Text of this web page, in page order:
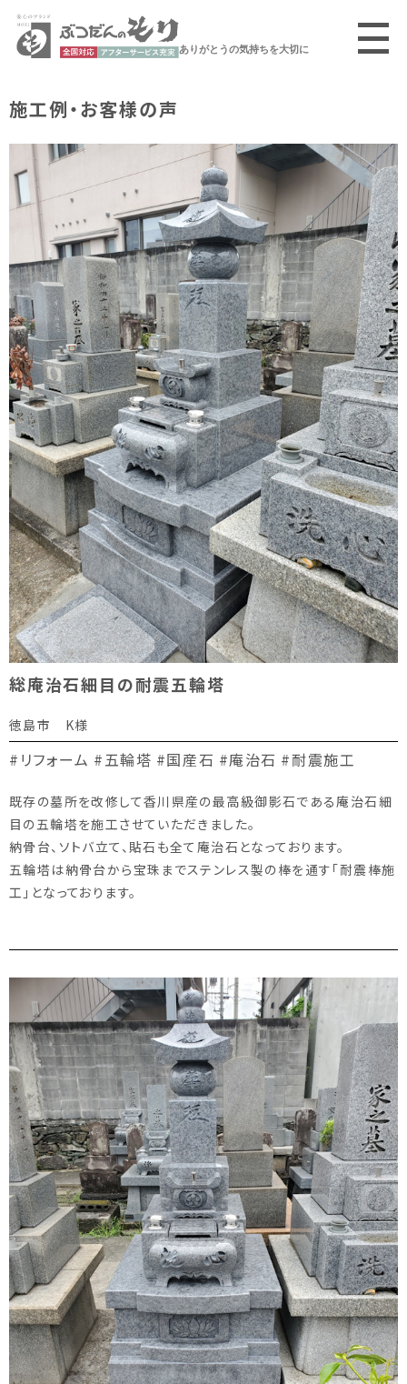
ありがとうの気持ちを大切に
施工例・お客様の声
総庵治石細目の耐震五輪塔
徳島市 K様
#リフォーム #五輪塔 #国産石 #庵治石 #耐震施工
既存の墓所を改修して香川県産の最高級御影石である庵治石細
目の五輪塔を施工させていただきました。
納骨台、ソトバ立て、貼石も全て庵治石となっております。
五輪塔は納骨台から宝珠までステンレス製の棒を通す「耐震棒施
工」となっております。